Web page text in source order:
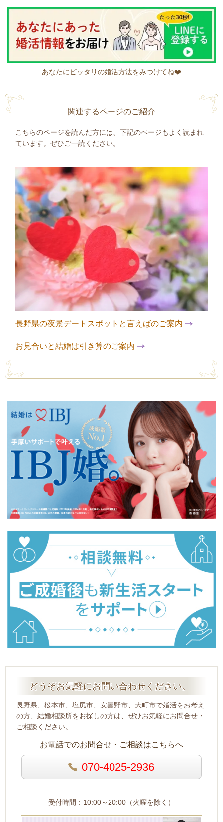
あなたにピッタリの婚活方法をみつけてね❤️
関連するページのご紹介
こちらのページを読んだ方には、下記のページもよく読まれ
ています。ぜひご一読ください。
長野県の夜景デートスポットと言えばのご案内
お見合いと結婚は引き算のご案内
どうぞお気軽にお問い合わせください。
長野県、松本市、塩尻市、安曇野市、大町市で婚活をお考え
の方、結婚相談所をお探しの方は、ぜひお気軽にお問合せ・
ご相談ください。
お電話でのお問合せ・ご相談はこちらへ
070-4025-2936
受付時間：10:00～20:00（火曜を除く）